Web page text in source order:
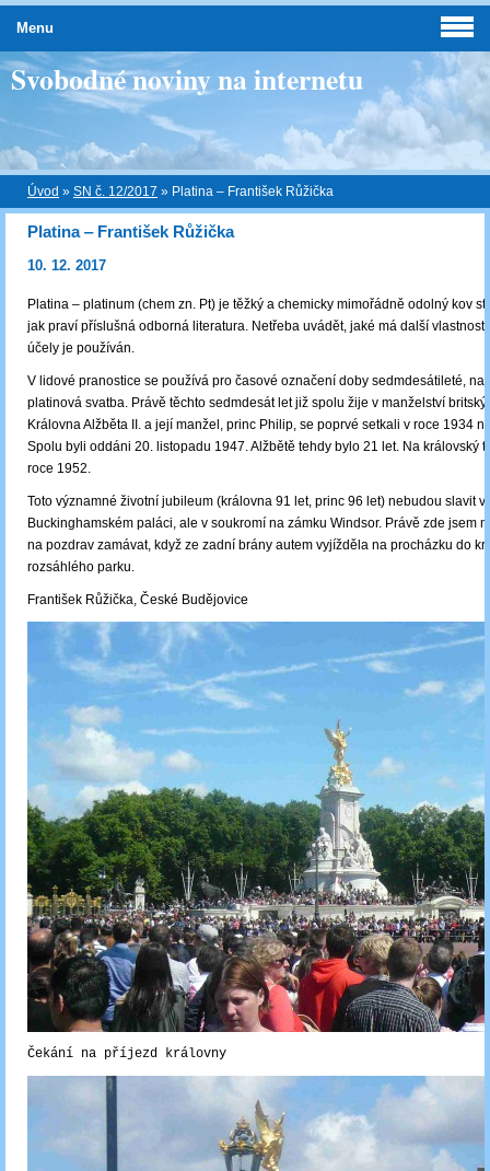
Svobodné noviny na internetu
Úvod » SN č. 12/2017 » Platina ‒ František Růžička
Platina ‒ František Růžička
10. 12. 2017
Platina – platinum (chem zn. Pt) je těžký a chemicky mimořádně odolný kov
jak praví příslušná odborná literatura. Netřeba uvádět, jaké má další
účely je používán.
V lidové pranostice se používá pro časové označení doby sedmdesátileté,
platinová svatba. Právě těchto sedmdesát let již spolu žije v manželství britský
Královna Alžběta II. a její manžel, princ Philip, se poprvé setkali v roce 1934
Spolu byli oddáni 20. listopadu 1947. Alžbětě tehdy bylo 21 let. Na královský
roce 1952.
Toto významné životní jubileum (královna 91 let, princ 96 let) nebudou slavit v
Buckinghamském paláci, ale v soukromí na zámku Windsor. Právě zde jsem
na pozdrav zamávat, když ze zadní brány autem vyjížděla na procházku do
rozsáhlého parku.
František Růžička, České Budějovice
Čekání na příjezd královny
Menu